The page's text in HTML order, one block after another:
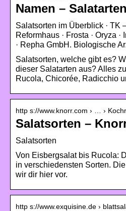
Namen – Salatarten
Salatsorten im Überblick · TK
Reformhaus · Frosta · Oryza
· Repha GmbH. Biologische
Salatsorten, welche gibt es?
dieser Salatarten aus? Alles
Rucola, Chicorée, Radicchio
http s://www.knorr.com › … ›
Salatsorten –
Salatsorten
Von Eisbergsalat bis Rucola:
in verschiedensten Sorten.
wir dir hier vor.
http s://www.exquisine.de ›